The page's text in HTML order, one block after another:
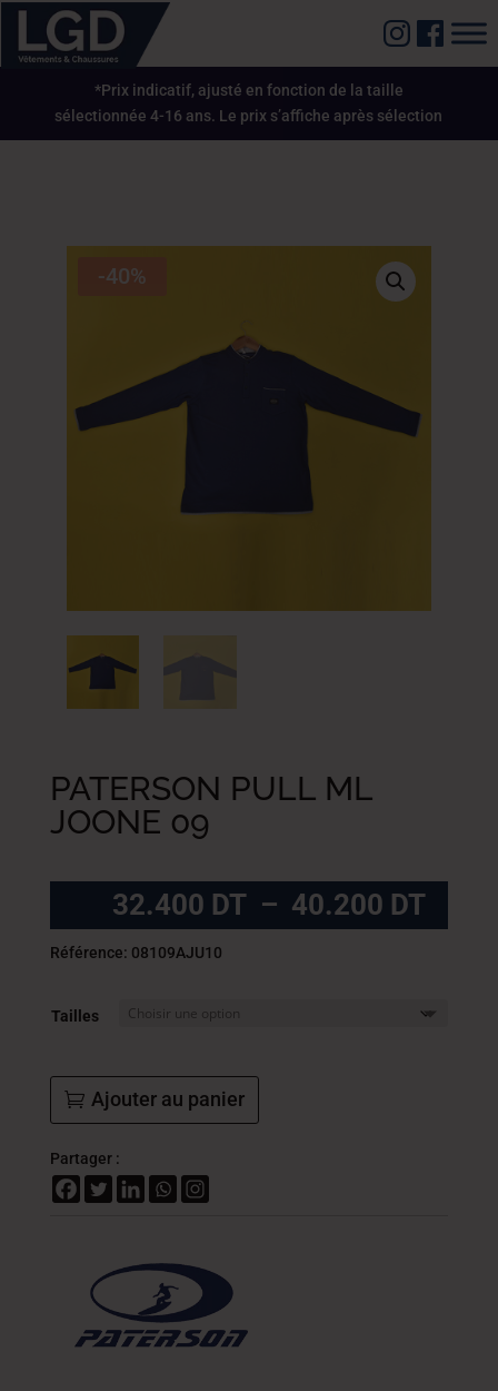
*Prix indicatif, ajusté en fonction de la taille
sélectionnée 4-16 ans. Le prix s’affiche après sélection
-40%
PATERSON PULL ML
JOONE 09
32.400 DT – 40.200 DT
de
DT
Référence: 08109AJU10
Tailles
Ajouter au panier
Partager :